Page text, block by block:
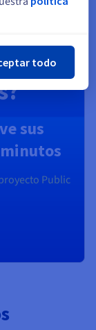
sus
Public
todo